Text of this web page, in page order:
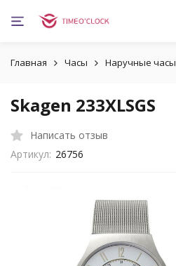
Главная Часы Наручные часы
Skagen 233XLSGS
Написать отзыв
Артикул: 26756